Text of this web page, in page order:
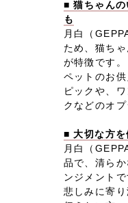
■ 猫ちゃん
も
月白（
ため、猫ち
が特徴です。
ペットのお
ピックや、
クなどのオ
■ 大切な方を
月白（
品で、清ら
ンジメントで
悲しみに寄